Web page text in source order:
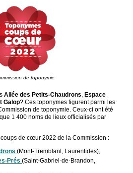
de toponymie
Allée des Petits-Chaudrons, Espace
Galop? Ces toponymes figurent parmi les
de toponymie. Ceux-ci ont été
1 400 noms de lieux officialisés par
de cœur 2022 de la Commission :
(Mont-Tremblant, Laurentides);
Prés (Saint-Gabriel-de-Brandon,